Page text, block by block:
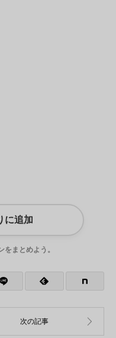
に追加
まとめよう。